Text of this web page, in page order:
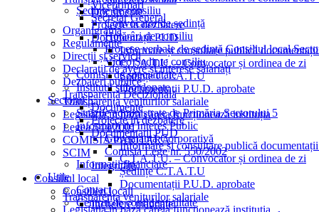
Ședințe de consiliu
Convocator de ședință
Hotărâri de consiliu
Procese verbale de ședință Consiliul local
Video Ședințe consiliu
Comisii de specialitate
Institutii subordonate
Sectorul 5
Străzile administrate de Primăria Sectorului 5
Informații de Interes Public
Guvernanță Corporativă
Comisia Lege nr. 550/2002
Informații financiare
Utile
Contact
Centrul de confidențialitate
Documente
Proiecte in dezbatere
Documentații PUD
Informare și consultare publică
C.T.A.T.U. – Convocator și ordinea de zi
Ședințe C.T.A.T.U
Documentații P.U.D. aprobate
Transparența veniturilor salariale
Legislația în baza căreia funcționează instituția
Legea 544/2001
COMISIA PARITARĂ
SCIM
Integritate
Consiliul local
Consilieri locali
Incheiere mandate
Viceprimari
Secretar General
Organigrama
Regulamente
Direcții și servicii
Declarații de avere și interese salariați
Dezbateri publice
Transparență Decizională
Documente
Proiecte in dezbatere
Documentații PUD
Informare și consultare publică
C.T.A.T.U. – Convocator și ordinea de zi
Ședințe C.T.A.T.U
Documentații P.U.D. aprobate
Transparența veniturilor salariale